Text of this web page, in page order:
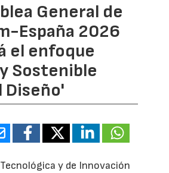
General de
España 2026
el enfoque
Sostenible
Diseño'
y de Innovación